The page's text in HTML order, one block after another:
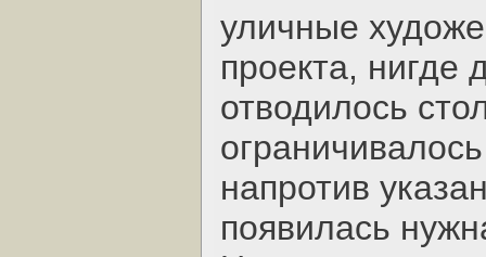
уличные
проекта, нигде
отводилось
напротив
появилась